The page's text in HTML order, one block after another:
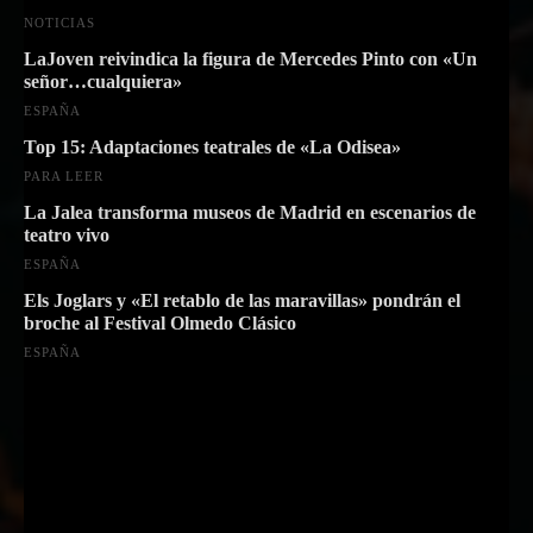
NOTICIAS
LaJoven reivindica la figura de Mercedes Pinto con «Un
señor…cualquiera»
ESPAÑA
Top 15: Adaptaciones teatrales de «La Odisea»
PARA LEER
La Jalea transforma museos de Madrid en escenarios de
teatro vivo
ESPAÑA
Els Joglars y «El retablo de las maravillas» pondrán el
broche al Festival Olmedo Clásico
ESPAÑA